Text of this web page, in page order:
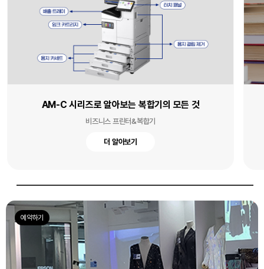
북 스캐너로 스마트하게 시험 준비하기
문서 스캐너
더 알아보기
예약하기